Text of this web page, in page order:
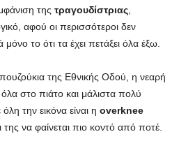
της τραγουδίστριας
αφού οι περισσότεροι δεν
το ότι τα έχει πετάξει όλα έξω.
της Εθνικής Οδού, η νεαρή
στο πιάτο και μάλιστα πολύ
την εικόνα είναι η overknee
να φαίνεται πιο κοντό από ποτέ.